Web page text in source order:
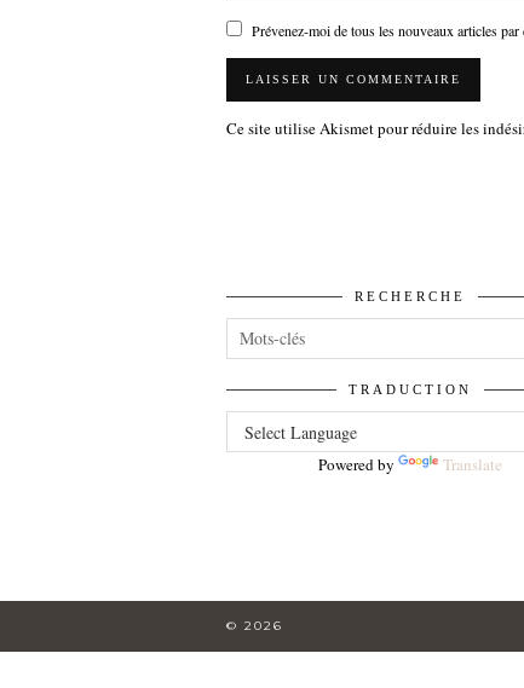
Prévenez-moi de tous les nouveaux articles par
Ce site utilise Akismet pour réduire les
RECHERCHE
TRADUCTION
Powered by Translate
© 2026